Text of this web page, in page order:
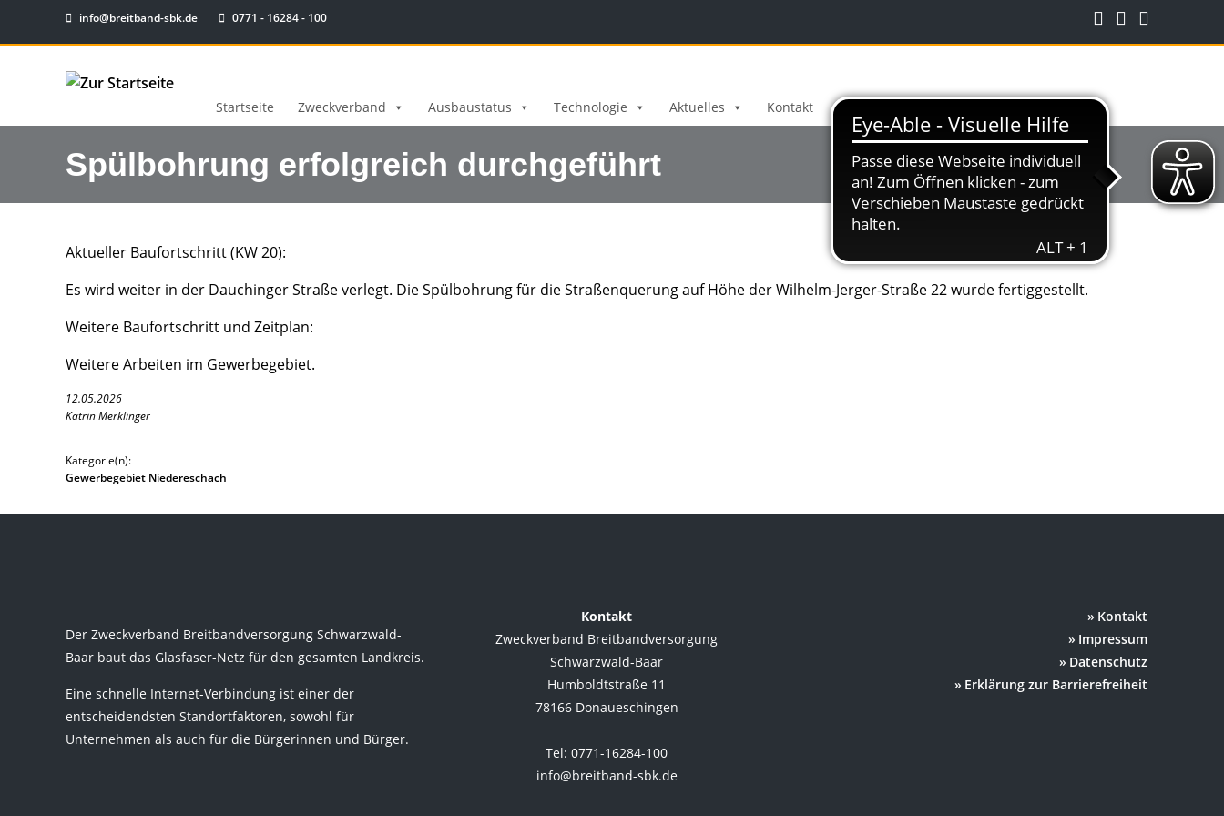
info@breitband-sbk.de 0771 - 16284 - 100
Startseite Zweckverband Ausbaustatus Technologie Aktuelles Kontakt
Spülbohrung erfolgreich durchgeführt
Aktueller Baufortschritt (KW 20):
Es wird weiter in der Dauchinger Straße verlegt. Die Spülbohrung für die Straßenquerung auf Höhe der Wilhelm-Jerger-Straße 22 wurde fertiggestellt.
Weitere Baufortschritt und Zeitplan:
Weitere Arbeiten im Gewerbegebiet.
12.05.2026
Katrin Merklinger
Kategorie(n):
Gewerbegebiet Niedereschach
Der Zweckverband Breitbandversorgung Schwarzwald-
Baar baut das Glasfaser-Netz für den gesamten Landkreis.
Eine schnelle Internet-Verbindung ist einer der
entscheidendsten Standortfaktoren, sowohl für
Unternehmen als auch für die Bürgerinnen und Bürger.
Kontakt
Zweckverband Breitbandversorgung
Schwarzwald-Baar
Humboldtstraße 11
78166 Donaueschingen
Tel: 0771-16284-100
info@breitband-sbk.de
Kontakt
Impressum
Datenschutz
Erklärung zur Barrierefreiheit